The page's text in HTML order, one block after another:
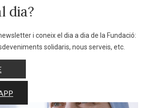
dia?
i coneix el dia a dia de la Fundació:
solidaris, nous serveis, etc.